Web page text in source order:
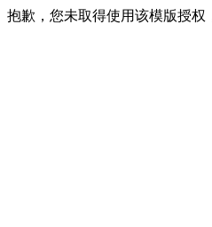
抱歉，您未取得使用该模版授权